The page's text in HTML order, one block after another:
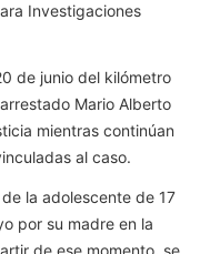
Investigaciones
de junio del kilómetro
Mario Alberto
mientras continúan
al caso.
la adolescente de 17
por su madre en la